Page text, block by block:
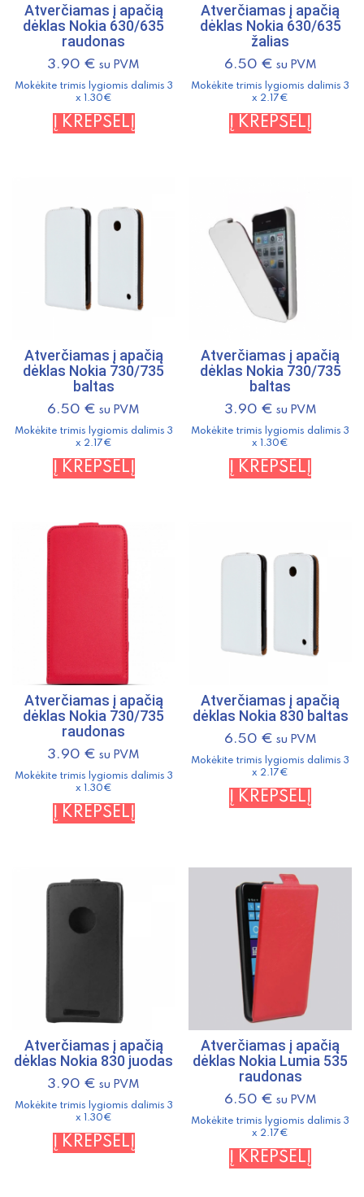
Atverčiamas į apačią
dėklas Nokia 630/635
raudonas
3.90 € su PVM
Mokėkite trimis lygiomis dalimis 3
x 1.30€
Į KREPŠELĮ
Atverčiamas į apačią
dėklas Nokia 630/635
žalias
6.50 € su PVM
Mokėkite trimis lygiomis dalimis 3
x 2.17€
Į KREPŠELĮ
Atverčiamas į apačią
dėklas Nokia 730/735
baltas
6.50 € su PVM
Mokėkite trimis lygiomis dalimis 3
x 2.17€
Į KREPŠELĮ
Atverčiamas į apačią
dėklas Nokia 730/735
baltas
3.90 € su PVM
Mokėkite trimis lygiomis dalimis 3
x 1.30€
Į KREPŠELĮ
Atverčiamas į apačią
dėklas Nokia 730/735
raudonas
3.90 € su PVM
Mokėkite trimis lygiomis dalimis 3
x 1.30€
Į KREPŠELĮ
Atverčiamas į apačią
dėklas Nokia 830 baltas
6.50 € su PVM
Mokėkite trimis lygiomis dalimis 3
x 2.17€
Į KREPŠELĮ
Atverčiamas į apačią
dėklas Nokia 830 juodas
3.90 € su PVM
Mokėkite trimis lygiomis dalimis 3
x 1.30€
Į KREPŠELĮ
Atverčiamas į apačią
dėklas Nokia Lumia 535
raudonas
6.50 € su PVM
Mokėkite trimis lygiomis dalimis 3
x 2.17€
Į KREPŠELĮ